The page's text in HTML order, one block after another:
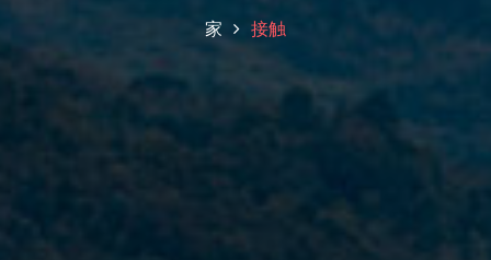
家 接触